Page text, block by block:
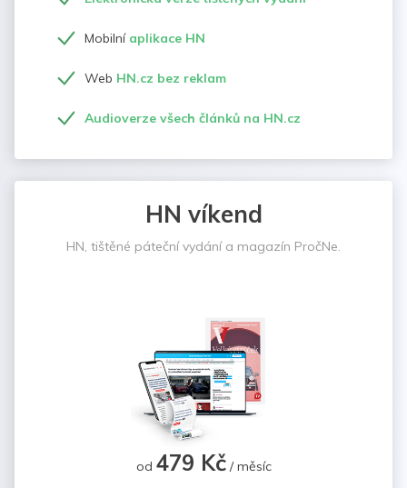
Mobilní aplikace HN
Web HN.cz bez reklam
Audioverze všech článků na HN.cz
HN víkend
HN, tištěné páteční vydání a magazín PročNe.
od 479 Kč/ měsíc